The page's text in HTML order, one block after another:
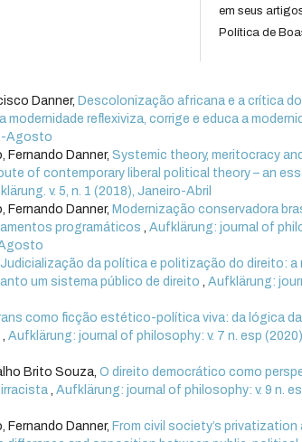
em seus
Política de
Danner, Descolonização africana e a crítica
reflexiviza, corrige e educa a
Agosto
Fernando Danner,Systemic theory, meritocracy
of contemporary liberal political theory – an
v. 5, n. 1 (2018), Janeiro-Abril
Fernando Danner, Modernização conservadora
programáticos,Aufklärung: journal of
Judicialização da política e politização do direito:
um sistema público de direito,Aufklärung:
como ficção estético-política viva: da lógica
,Aufklärung: journal of philosophy: v. 7 n. esp
Brito Souza,O direito democrático como
,Aufklärung: journal of philosophy: v. 9 n.
Fernando Danner, From civil society’s